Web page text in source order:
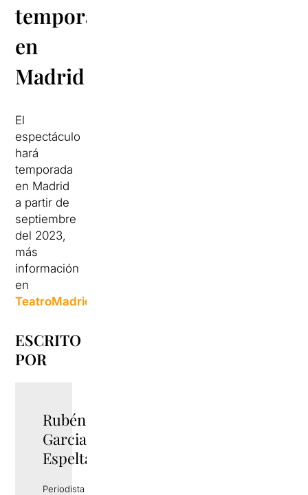
temporada
en
Madrid
El
espectáculo
hará
temporada
en Madrid
a partir de
septiembre
del 2023,
más
información
en
TeatroMadrid.com
ESCRITO
POR
Rubén
Garcia
Espelta
Periodista y gestor